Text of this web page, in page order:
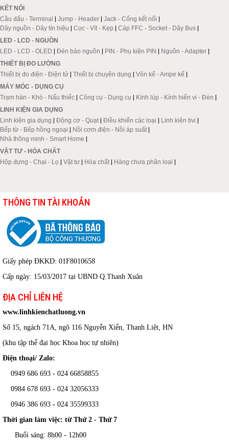
KẾT NỐI
Cầu đấu - Terminal | Jump - Header | Jack - Cổng kết nối |
Dây nguồn - Dây tín hiệu | Cọc - Vít - Kẹp | Cáp FFC - Socket - Dây Bus |
LED - LCD - NGUỒN
LED - LCD - OLED | Đèn báo nguồn | PIN - Phụ kiện PIN | Nguồn - Adapter |
THIẾT BỊ ĐO LƯỜNG
Thiết bị đo điện - Điện tử | Thiết bị chuyên dụng | Vôn kế - Ampe kế |
MÁY MÓC - DỤNG CỤ
Trạm hàn - Khò - Nấu thiếc | Công cụ - Dụng cụ | Kính lúp - Kính hiển vi - Đèn |
LINH KIỆN GIA DỤNG
Linh kiện gia dụng | Động cơ - Quạt | Điều khiển các loại | Linh kiện tivi |
Bếp từ - Bếp hồng ngoại | Nồi cơm điện - Nồi áp suất |
Nhà thông minh - Smart Home |
VẬT TƯ - HÓA CHẤT
Hộp đựng - Chai - Lọ | Vật tư | Hóa chất | Hàng chưa phân loại |
THÔNG TIN TÀI KHOẢN
Giấy phép ĐKKD: 01F8010658
Cấp ngày: 15/03/2017 tại UBND Q.Thanh Xuân
ĐỊA CHỈ LIÊN HỆ
www.linhkienchatluong.vn
Số 15, ngách 71A, ngõ 116 Nguyễn Xiển, Thanh Liệt, HN
(khu tập thể đại học Khoa học tự nhiên)
Điện thoại/ Zalo:
0949 686 693 - 024 66858855
0984 678 693 - 024 32056333
0946 386 693 - 024 35599333
Thời gian làm việc: từ Thứ 2 - Thứ 7
Buổi sáng: 8h00 - 12h00